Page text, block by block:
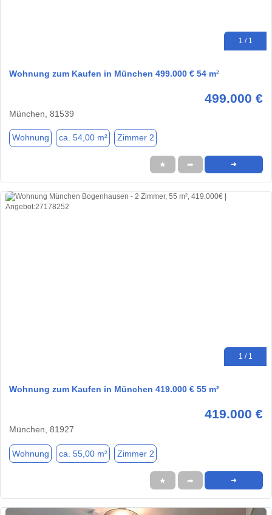
1 / 1
Wohnung zum Kaufen in München 499.000 € 54 m²
499.000 €
München, 81539
Wohnung ca. 54,00 m² Zimmer 2
★ ➦ ➜
1 / 1
Wohnung zum Kaufen in München 419.000 € 55 m²
419.000 €
München, 81927
Wohnung ca. 55,00 m² Zimmer 2
★ ➦ ➜